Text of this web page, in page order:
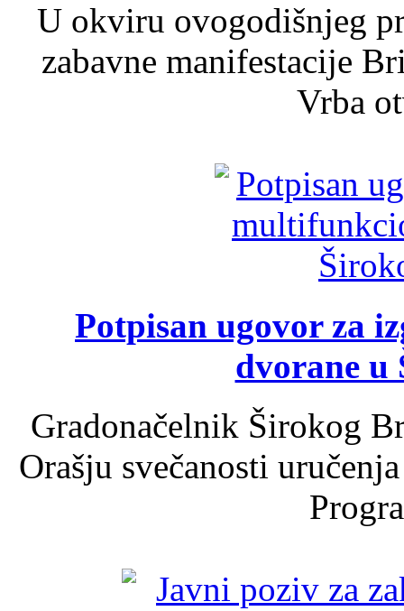
U okviru ovogodišnjeg
zabavne manifestacije
Vrba
Potpisan ugovor za
dvorane u
Gradonačelnik Širokog
Orašju svečanosti